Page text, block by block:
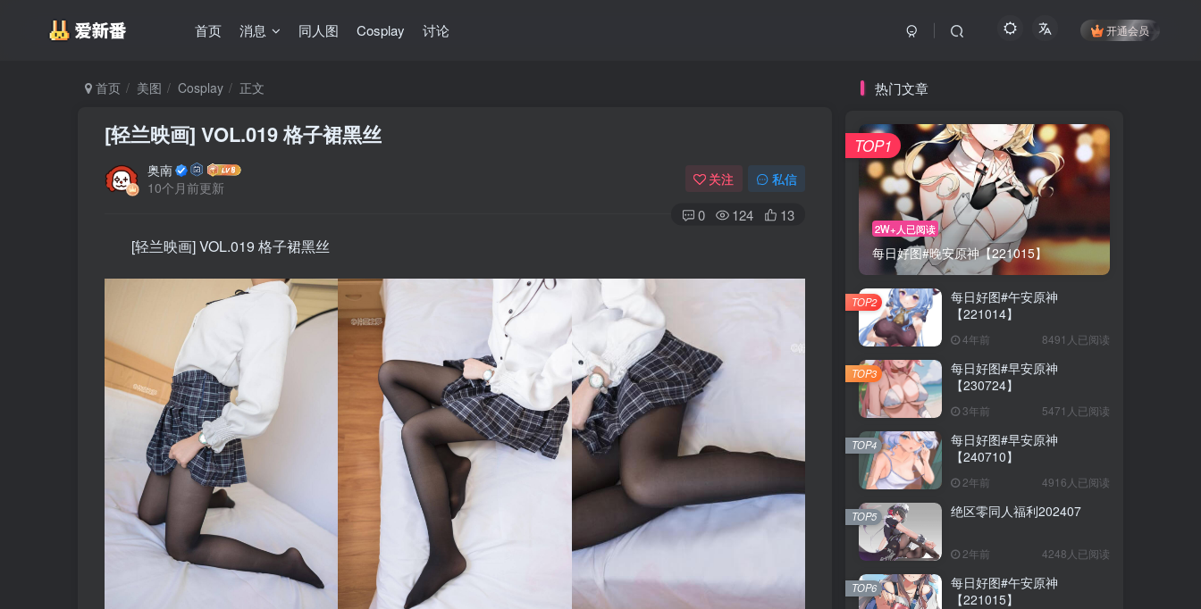
首页 消息 同人图 Cosplay 讨论 开通会员
首页 美图 Cosplay 正文
[轻兰映画] VOL.019 格子裙黑丝
奥南
10个月前更新
关注 私信
0 124 13
[轻兰映画] VOL.019 格子裙黑丝
热门文章
2W+人已阅读
每日好图#晚安原神【221015】
TOP1
每日好图#午安原神
【221014】
4年前 8491人已阅读
TOP2
每日好图#早安原神
【230724】
3年前 5471人已阅读
TOP3
每日好图#早安原神
【240710】
2年前 4916人已阅读
TOP4
绝区零同人福利202407
2年前 4248人已阅读
TOP5
每日好图#午安原神
【221015】
TOP6